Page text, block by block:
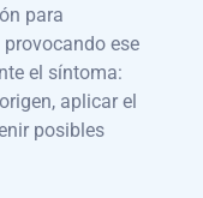
para
ese
el síntoma:
aplicar el
posibles